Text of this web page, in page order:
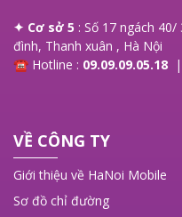
✦ Cơ sở 5 : Số 17 ngách
đình, Thanh xuân , Hà Nội
☎ Hotline : 09.09.09.05.18 |
VỀ CÔNG TY
Giới thiệu về HaNoi Mobile
Sơ đồ chỉ đường